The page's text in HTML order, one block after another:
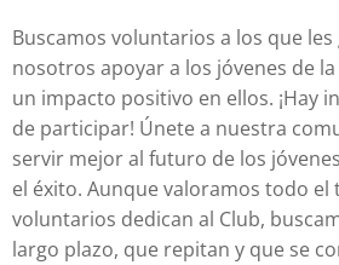
Buscamos voluntarios a los que
nosotros apoyar a los jóvenes de
un impacto positivo en ellos. ¡Hay
de participar! Únete a nuestra
servir mejor al futuro de los
el éxito. Aunque valoramos todo el
voluntarios dedican al Club,
largo plazo, que repitan y que se